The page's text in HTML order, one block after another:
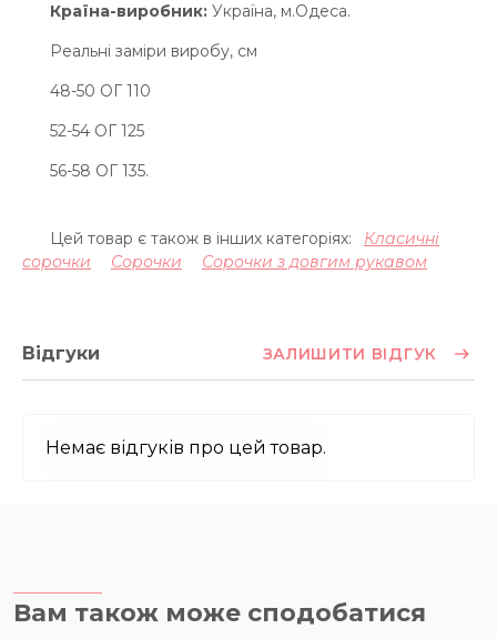
Країна-виробник: Україна, м.Одеса.
Реальні заміри виробу, см
48-50 ОГ 110
52-54 ОГ 125
56-58 ОГ 135.
Цей товар є також в інших категоріях:
Класичні
сорочки
Сорочки Сорочки з довгим рукавом
Відгуки ЗАЛИШИТИ ВІДГУК
Немає відгуків про цей товар.
Вам також може сподобатися